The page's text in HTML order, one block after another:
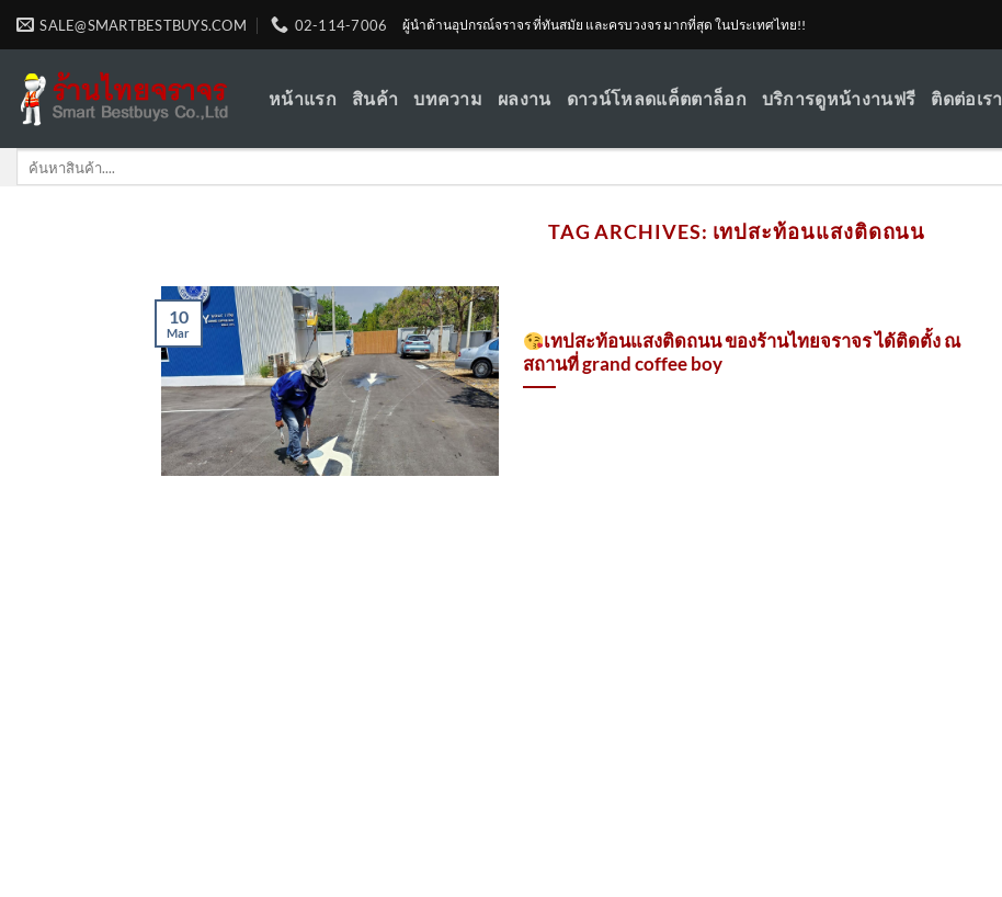
Skip
SALE@SMARTBESTBUYS.COM 02-114-7006 ผู้นำด้านอุปกรณ์จราจร ที่ทันสมัย และครบวงจร มากที่สุด ในประเทศไทย!!
หน้าแรก สินค้า บทความ ผลงาน ดาวน์โหลดแค็ตตาล็อก บริการดูหน้างานฟรี ติดต่อเรา
Search
TAG ARCHIVES: เทปสะท้อนแสงติดถนน
เทปสะท้อนแสงติดถนน ของร้านไทยจราจร ได้ติดตั้ง ณ
สถานที่ grand coffee boy
10
Mar